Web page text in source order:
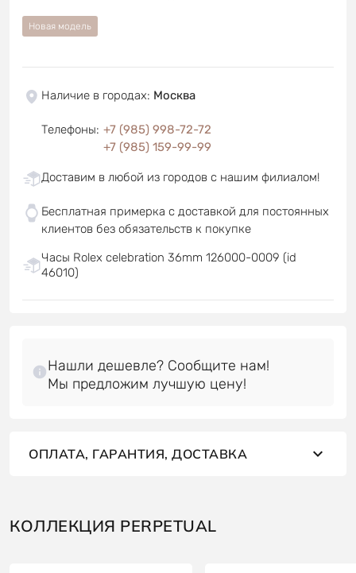
Новая модель
Наличие в городах: Москва
Телефоны: +7 (985) 998-72-72
+7 (985) 159-99-99
Доставим в любой из городов с нашим филиалом!
Бесплатная примерка с доставкой для постоянных
клиентов без обязательств к покупке
Часы Rolex celebration 36mm 126000-0009 (id
46010)
Нашли дешевле? Сообщите нам!
ОПЛАТА, ГАРАНТИЯ, ДОСТАВКА
КОЛЛЕКЦИЯ PERPETUAL